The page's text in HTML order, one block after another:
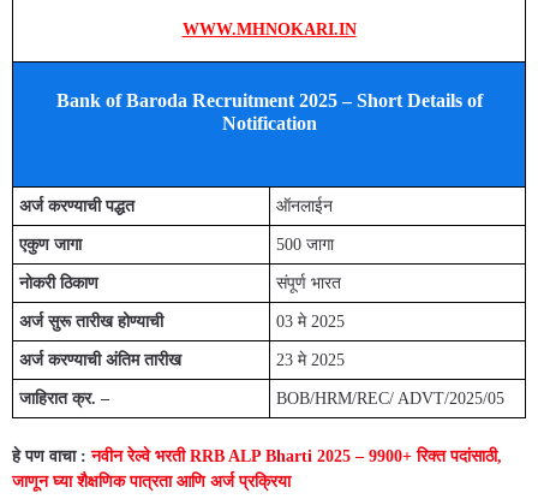
WWW.MHNOKARI.IN
Bank of Baroda Recruitment 2025 – Short Details of
Notification
अर्ज करण्याची पद्धत ऑनलाईन
एकुण जागा 500 जागा
नोकरी ठिकाण संपूर्ण भारत
अर्ज सुरू तारीखहोण्याची 03 मे 2025
अर्ज करण्याची अंतिम तारीख 23 मे 2025
जाहिरात क्र. – BOB/HRM/REC/ ADVT/2025/05
हे पण वाचा :नवीन रेल्वे भरती RRB ALP Bharti 2025 – 9900+ रिक्त पदांसाठी,
जाणून घ्या शैक्षणिक पात्रता आणि अर्ज प्रक्रिया